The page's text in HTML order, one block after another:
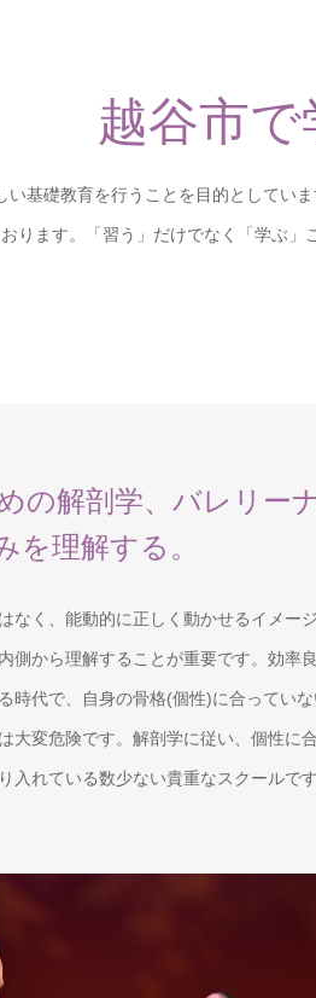
越谷市
い基礎教育を行うことを目的としてい
ります。「習う」だけでなく「学ぶ
の解剖学、バレリー
を理解する。
なく、能動的に正しく動かせるイメー
側から理解することが重要です。効率
時代で、自身の骨格(個性)に合ってい
大変危険です。解剖学に従い、個性に
入れている数少ない貴重なスクールです